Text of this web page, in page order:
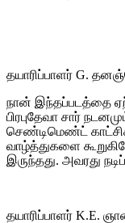
தயாரிப்பாளர் G.
நான் இந்தப்படத்தை
பிரபுதேவா சார்
செண்டிமெண்ட்
வாழ்த்துகளை
இருந்தது. அவரது
தயாரிப்பாளர் K.E.